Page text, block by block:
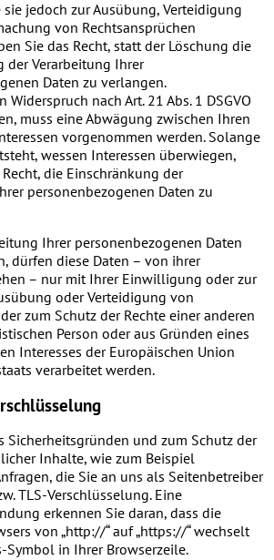
jedoch zur Ausübung, Verteidigung
von Rechtsansprüchen
Sie das Recht, statt der Löschung die
der Verarbeitung Ihrer
Daten zu verlangen.
Widerspruch nach Art. 21 Abs. 1 DSGVO
muss eine Abwägung zwischen Ihren
vorgenommen werden. Solange
wessen Interessen überwiegen,
die Einschränkung der
personenbezogenen Daten zu
Ihrer personenbezogenen Daten
dürfen diese Daten – von ihrer
– nur mit Ihrer Einwilligung oder zur
oder Verteidigung von
zum Schutz der Rechte einer anderen
Person oder aus Gründen eines
Interesses der Europäischen Union
verarbeitet werden.
Sicherheitsgründen und zum Schutz der
Inhalte, wie zum Beispiel
die Sie an uns als Seitenbetreiber
TLS-Verschlüsselung. Eine
erkennen Sie daran, dass die
von „http://“ auf „https://“ wechselt
Symbol in Ihrer Browserzeile.